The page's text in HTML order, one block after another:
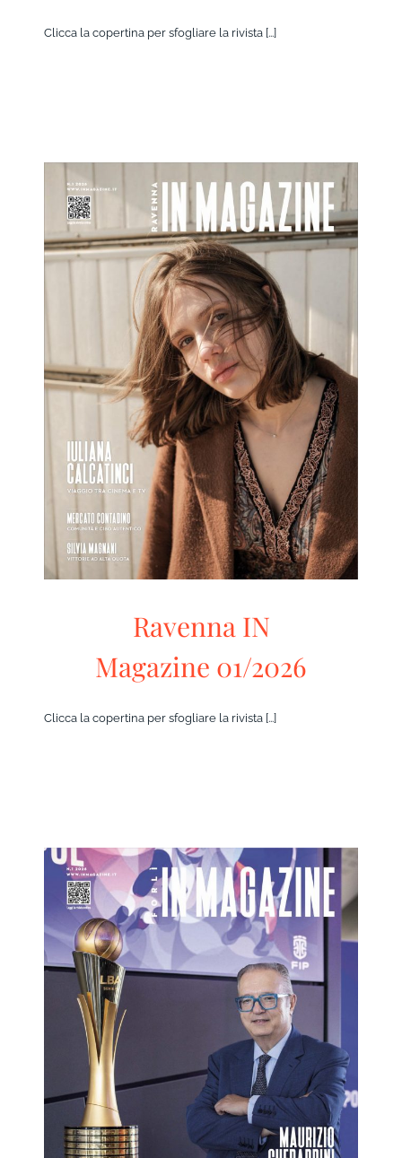
Clicca la copertina per sfogliare la rivista [...]
Ravenna IN Magazine 01/2026
Ravenna IN RivistaHome
Ravenna IN
Magazine 01/2026
Clicca la copertina per sfogliare la rivista [...]
Forlì IN Magazine 1/2026
Forlì IN RivistaHome